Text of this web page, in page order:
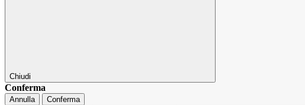
Chiudi
Conferma
Annulla Conferma